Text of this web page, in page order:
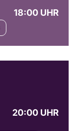
18:00 UHR
20:00 UHR